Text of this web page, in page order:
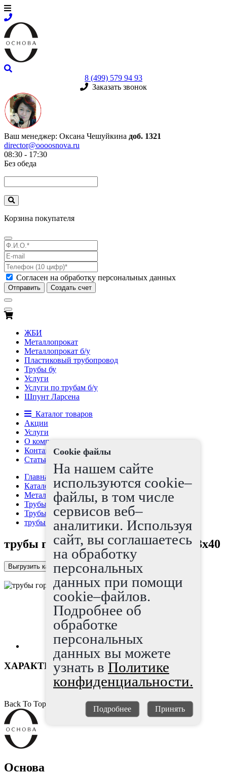
8 (499) 579 94 93
Заказать звонок
Ваш менеджер: Оксана Чешуйкина доб. 1321
director@oooosnova.ru
08:30 - 17:30
Без обеда
Корзина покупателя
Согласен на обработку персональных данных
Отправить Создать счет
ЖБИ
Металлопрокат
Металлопрокат б/у
Пластиковый трубопровод
Трубы бу
Услуги
Услуги по трубам б/у
Шпунт Ларсена
Каталог товаров
Акции
Услуги
О компании
Контакты
Статьи
Главная страница
Каталог
Металлопрокат
Трубы
Трубы г/д
трубы горячедеформированные 203x40
трубы горячедеформированные 203x40
Выгрузить каталог в Excel
ХАРАКТЕРИСТИКИ
Back To Top
Основа
Cookie файлы
На нашем сайте
используются cookie–
файлы, в том числе
сервисов веб–
аналитики. Используя
сайт, вы соглашаетесь
на обработку
персональных
данных при помощи
cookie–файлов.
Подробнее об
обработке
персональных
данных вы можете
узнать в Политике
конфиденциальности.
Подробнее Принять